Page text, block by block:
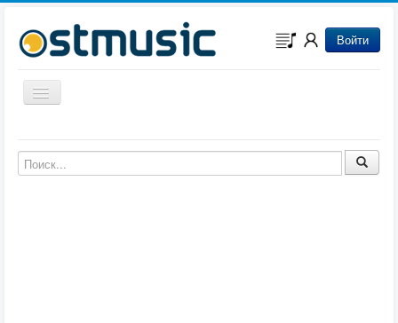
Войти
Включить/выключить навигацию
Музыка из мультфильмов
Музыка из сериалов